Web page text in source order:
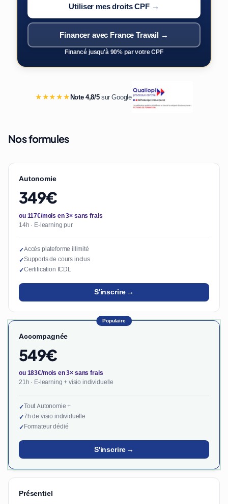
Utiliser mes droits CPF →
Financer avec France Travail →
Financé jusqu'à 90% par votre CPF
★★★★★Note 4,8/5sur Google
Nos formules
Autonomie
349€
ou 117€/mois en 3× sans frais
14h · E-learning pur
✓Accès plateforme illimité
✓Supports de cours inclus
✓Certification ICDL
S'inscrire →
Populaire
Accompagnée
549€
ou 183€/mois en 3× sans frais
21h · E-learning + visio individuelle
✓Tout Autonomie +
✓7h de visio individuelle
✓Formateur dédié
S'inscrire →
Présentiel